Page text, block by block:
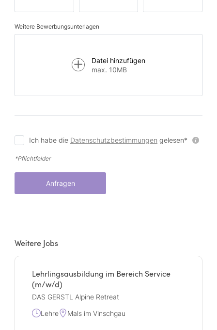
Weitere Bewerbungsunterlagen
Datei hinzufügen
max. 10MB
Ich habe die Datenschutzbestimmungen gelesen*
*Pflichtfelder
Anfragen
Weitere Jobs
Lehrlingsausbildung im Bereich Service
(m/w/d)
DAS GERSTL Alpine Retreat
Lehre
Mals im Vinschgau